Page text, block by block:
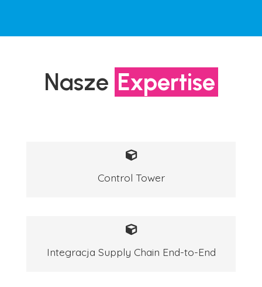
Nasze Expertise
Control Tower
Integracja Supply Chain End-to-End